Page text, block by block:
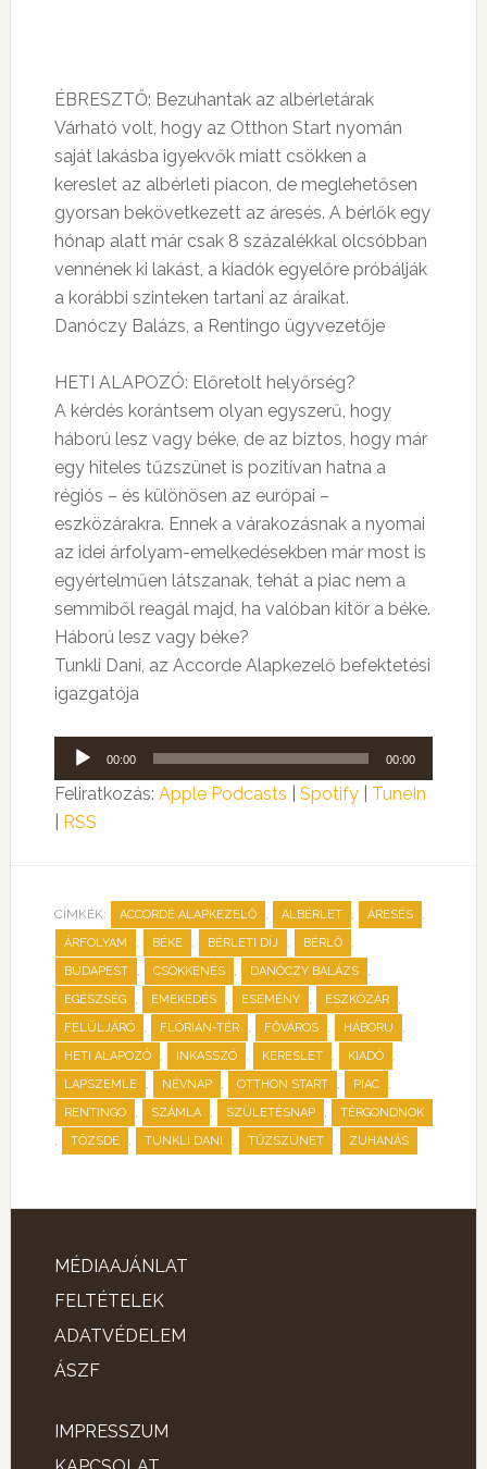
ÉBRESZTŐ: Bezuhantak az albérletárak
Várható volt, hogy az Otthon Start nyomán
saját lakásba igyekvők miatt csökken a
kereslet az albérleti piacon, de meglehetősen
gyorsan bekövetkezett az áresés. A bérlők egy
hónap alatt már csak 8 százalékkal olcsóbban
vennének ki lakást, a kiadók egyelőre próbálják
a korábbi szinteken tartani az áraikat.
Danóczy Balázs, a Rentingo ügyvezetője
HETI ALAPOZÓ: Előretolt helyőrség?
A kérdés korántsem olyan egyszerű, hogy
háború lesz vagy béke, de az biztos, hogy már
egy hiteles tűzszünet is pozitívan hatna a
régiós – és különösen az európai –
eszközárakra. Ennek a várakozásnak a nyomai
az idei árfolyam-emelkedésekben már most is
egyértelműen látszanak, tehát a piac nem a
semmiből reagál majd, ha valóban kitör a béke.
Háború lesz vagy béke?
Tunkli Dani, az Accorde Alapkezelő befektetési
igazgatója
Audió
lejátszó
00:00 00:00
Feliratkozás: Apple Podcasts Spotify| TuneIn
RSS
CÍMKÉK: ACCORDE ALAPKEZELŐ , ALBÉRLET , ÁRESÉS ,
ÁRFOLYAM , BÉKE , BÉRLETI DÍJ , BÉRLŐ ,
BUDAPEST , CSÖKKENÉS , DANÓCZY BALÁZS ,
EGÉSZSÉG , EMEKEDÉS , ESEMÉNY , ESZKÖZÁR ,
FELÜLJÁRÓ , FLÓRIÁN-TÉR , FŐVÁROS , HÁBORÚ ,
HETI ALAPOZÓ , INKASSZÓ , KERESLET , KIADÓ ,
LAPSZEMLE , NÉVNAP , OTTHON START , PIAC ,
RENTINGO , SZÁMLA , SZÜLETÉSNAP , TÉRGONDNOK
, TŐZSDE , TUNKLI DANI , TŰZSZÜNET , ZUHANÁS
MÉDIAAJÁNLAT
FELTÉTELEK
ADATVÉDELEM
ÁSZF
IMPRESSZUM